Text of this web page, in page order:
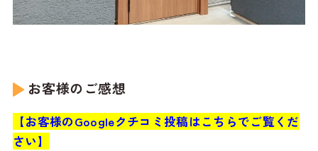
お客様のご感想
【お客様のGoogleクチコミ投稿はこちらでご覧くだ
さい】